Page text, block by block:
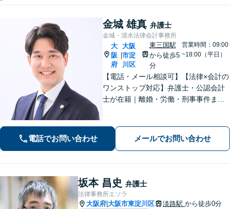
金城 雄真 弁護士
金城・清水法律会計事務所
大
阪
府
大阪
市淀
川区
東三国駅
から徒歩5
分
営業時間：09:00
~18:00（平日）
【電話・メール相談可】【法律×会計の
ワンストップ対応】弁護士・公認会計
士が在籍｜離婚・労働・刑事事件まで
をご提案します
電話でお問い合わせ メールでお問い合わせ
坂本 昌史 弁護士
法律事務所エソラ
大阪府 大阪市東淀川区 淡路駅 から徒歩0分